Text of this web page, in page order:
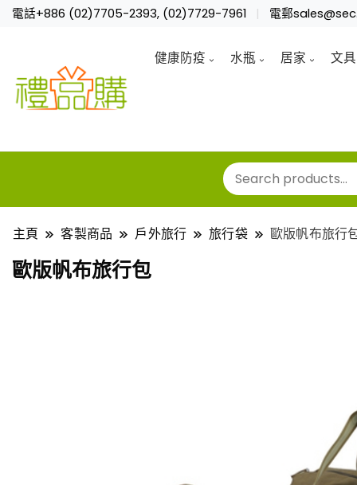
電話+886 (02)7705-2393, (02)7729-7961 電郵
健康防疫 水瓶 居家 文具
主頁 客製商品 戶外旅行 旅行袋 歐版帆布旅行
歐版帆布旅行包